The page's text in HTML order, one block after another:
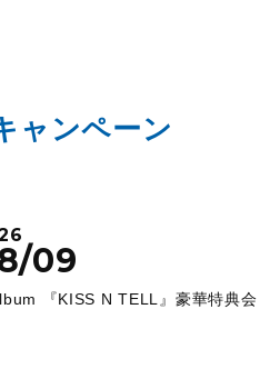
ャンペーン
09
『KISS N TELL』豪華特典会